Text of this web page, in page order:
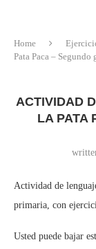
Home
Pata Paca – Segundo
ACTIVIDAD
LA PATA
Actividad de
primaria, con
Usted puede bajar